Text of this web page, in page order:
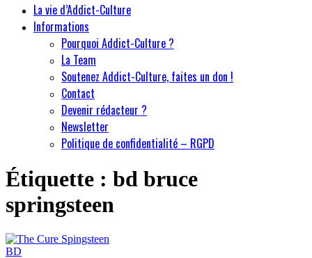
La vie d’Addict-Culture
Informations
Pourquoi Addict-Culture ?
La Team
Soutenez Addict-Culture, faites un don !
Contact
Devenir rédacteur ?
Newsletter
Politique de confidentialité – RGPD
Étiquette : bd bruce
springsteen
BD